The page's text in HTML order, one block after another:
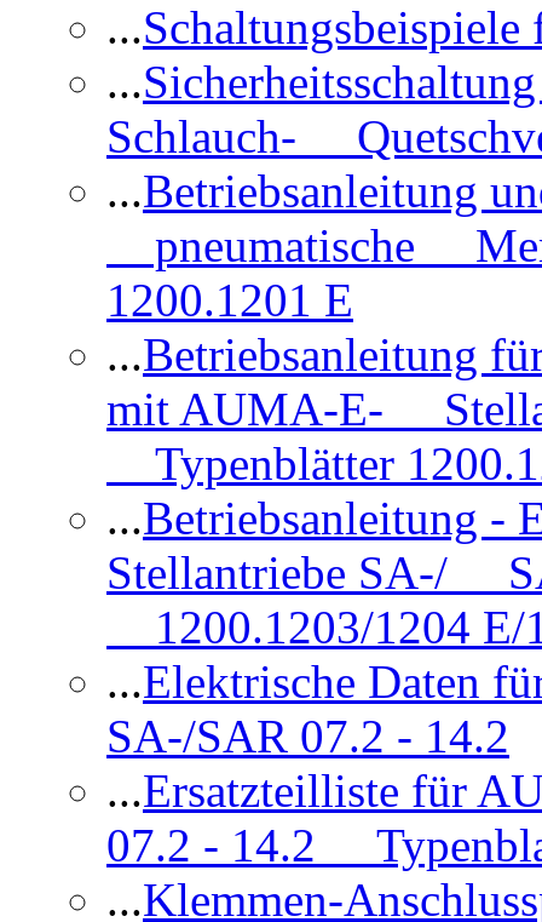
...
...
Schlauch-
...Betriebsanleitung
pneumatische
1200.1201 E
...Betriebsanleitung
mit AUMA-E-
Typenblätter
...Betriebsanleitung
Stellantriebe SA-/
1200.1203/1204 E/
...Elektrische Daten
SA-/SAR 07.2 - 14.2
...Ersatzteilliste für
07.2 - 14.2
...Klemmen-